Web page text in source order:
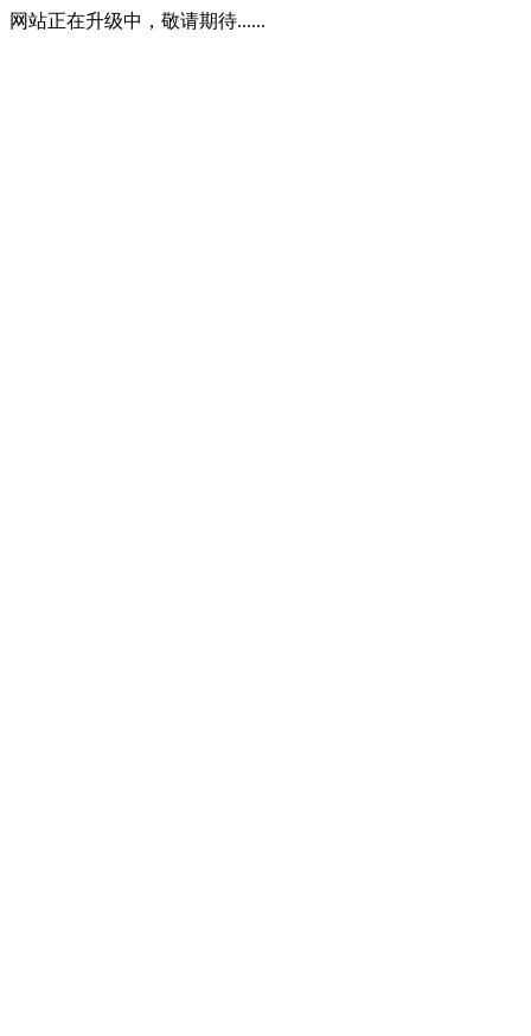
网站正在升级中，敬请期待......